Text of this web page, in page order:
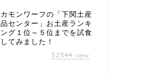
カモンワーフの「下関土産
品センター」お土産ランキ
ング１位～５位までを試食
してみました！
32544 view